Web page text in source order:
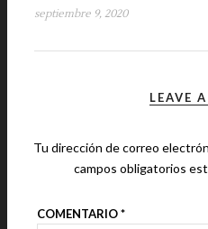
septiembre 9, 2020
LEAVE
Tu dirección de correo
campos obligatorios
COMENTARIO*